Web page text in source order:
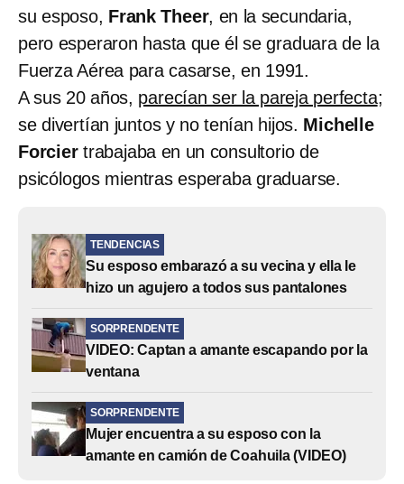
su esposo, Frank Theer, en la secundaria,
pero esperaron hasta que él se graduara de la
Fuerza Aérea para casarse, en 1991.
A sus 20 años, parecían ser la pareja perfecta;
se divertían juntos y no tenían hijos. Michelle
Forciertrabajaba en un consultorio de
psicólogos mientras esperaba graduarse.
TENDENCIAS
Su esposo embarazó a su vecina y ella le
hizo un agujero a todos sus pantalones
SORPRENDENTE
VIDEO: Captan a amante escapando por la
ventana
SORPRENDENTE
Mujer encuentra a su esposo con la
amante en camión de Coahuila (VIDEO)